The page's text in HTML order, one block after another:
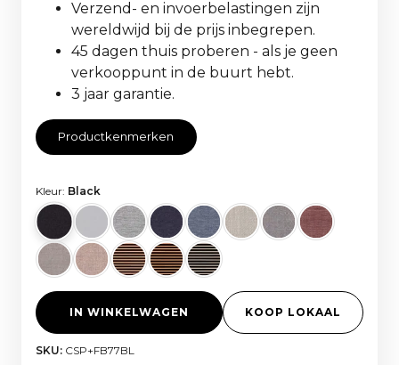
Verzend- en invoerbelastingen zijn
wereldwijd bij de prijs inbegrepen.
45 dagen thuis proberen - als je geen
verkooppunt in de buurt hebt.
3 jaar garantie.
Productkenmerken
Kleur: Black
IN WINKELWAGEN KOOP LOKAAL
SKU: CSP+FB77BL